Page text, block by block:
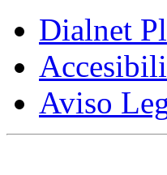
Dialnet
Aviso